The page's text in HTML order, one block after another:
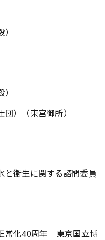
）（東宮御所）
と衛生に関する諮問委員
常化40周年 東京国立博